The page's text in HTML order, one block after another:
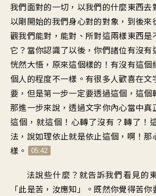
我們面對的一切，以我們的什麼東西去
以剛開始的我們身心對的對象，到後來
觀我們能對，能對、所對這兩樣東西是
它？當你認識了以後，你們諸位有沒有
恍然大悟，原來這個樣的！有沒有這個
個人的程度不一樣。有很多人歡喜在文
要，但是第一步一定要透過這個，這個
那進一步來說，透過文字你內心當中真
這個，就這個！心轉了沒有？轉了！
法，說如理依止就是依止這個，啊！那
樣。
05:42
法說些什麼？就告訴我們看見的
「此是苦，汝應知」。既然你覺得苦